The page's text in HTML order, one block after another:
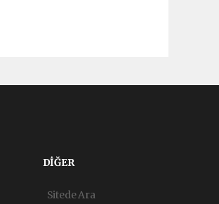
DİĞER
Sitede Ara